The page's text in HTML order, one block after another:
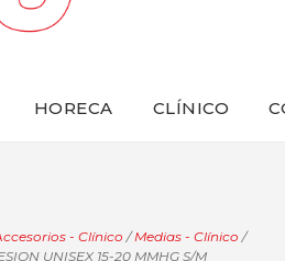
HORECA CLÍNICO
- Clínico/Medias - Clínico /
UNISEX 15-20 MMHG S/M